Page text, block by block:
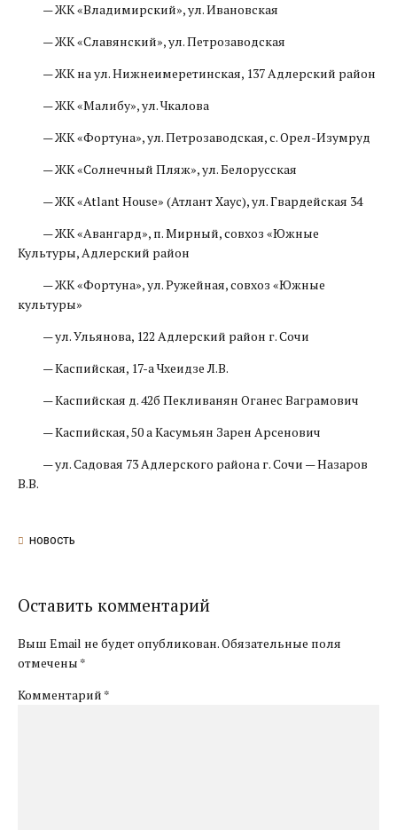
— ЖК «Владимирский», ул. Ивановская
— ЖК «Славянский», ул. Петрозаводская
— ЖК на ул. Нижнеимеретинская, 137 Адлерский район
— ЖК «Малибу», ул. Чкалова
— ЖК «Фортуна», ул. Петрозаводская, с. Орел-Изумруд
— ЖК «Солнечный Пляж», ул. Белорусская
— ЖК «Atlant House» (Атлант Хаус), ул. Гвардейская 34
— ЖК «Авангард», п. Мирный, совхоз «Южные
Культуры, Адлерский район
— ЖК «Фортуна», ул. Ружейная, совхоз «Южные
культуры»
— ул. Ульянова, 122 Адлерский район г. Сочи
— Каспийская, 17-а Чхеидзе Л.В.
— Каспийская д. 42б Пекливанян Оганес Ваграмович
— Каспийская, 50 а Касумьян Зарен Арсенович
— ул. Садовая 73 Адлерского района г. Сочи — Назаров
В.В.
НОВОСТЬ
Оставить комментарий
Выш Email не будет опубликован. Обязательные поля
отмечены *
Комментарий *